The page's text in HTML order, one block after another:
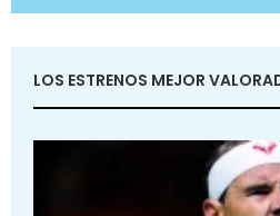
LOS ESTRENOS MEJOR